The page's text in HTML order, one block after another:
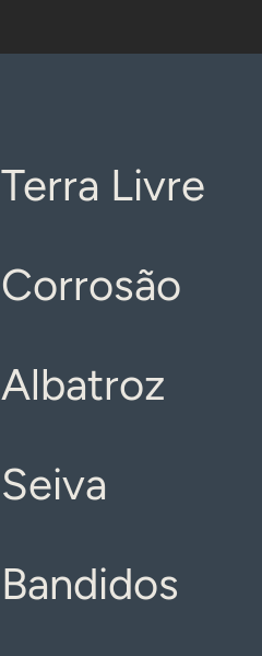
Terra Livre
Corrosão
Albatroz
Seiva
Bandidos